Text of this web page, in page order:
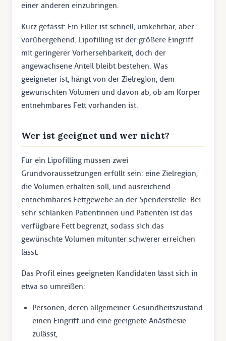
einer anderen einzubringen.
Kurz gefasst: Ein Filler ist schnell, umkehrbar, aber
vorübergehend. Lipofilling ist der größere Eingriff
mit geringerer Vorhersehbarkeit, doch der
angewachsene Anteil bleibt bestehen. Was
geeigneter ist, hängt von der Zielregion, dem
gewünschten Volumen und davon ab, ob am Körper
entnehmbares Fett vorhanden ist.
Wer ist geeignet und wer nicht?
Für ein Lipofilling müssen zwei
Grundvoraussetzungen erfüllt sein: eine Zielregion,
die Volumen erhalten soll, und ausreichend
entnehmbares Fettgewebe an der Spenderstelle. Bei
sehr schlanken Patientinnen und Patienten ist das
verfügbare Fett begrenzt, sodass sich das
gewünschte Volumen mitunter schwerer erreichen
lässt.
Das Profil eines geeigneten Kandidaten lässt sich in
etwa so umreißen:
Personen, deren allgemeiner Gesundheitszustand
einen Eingriff und eine geeignete Anästhesie
zulässt,